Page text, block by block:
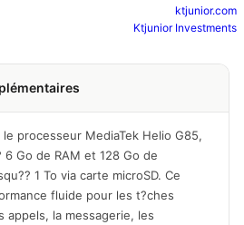
ktjunior.com
Ktjunior Investments
le processeur MediaTek Helio G85,
Go de RAM et 128 Go de
1 To via carte microSD. Ce
fluide pour les t?ches
appels, la messagerie, les